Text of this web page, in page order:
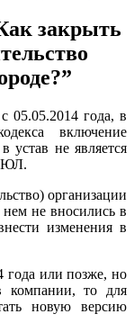
закрыть
05.05.2014 года, в
включение
устав не является
организации
нем не вносились в
изменения в
года или позже, но
компании, то для
новую версию